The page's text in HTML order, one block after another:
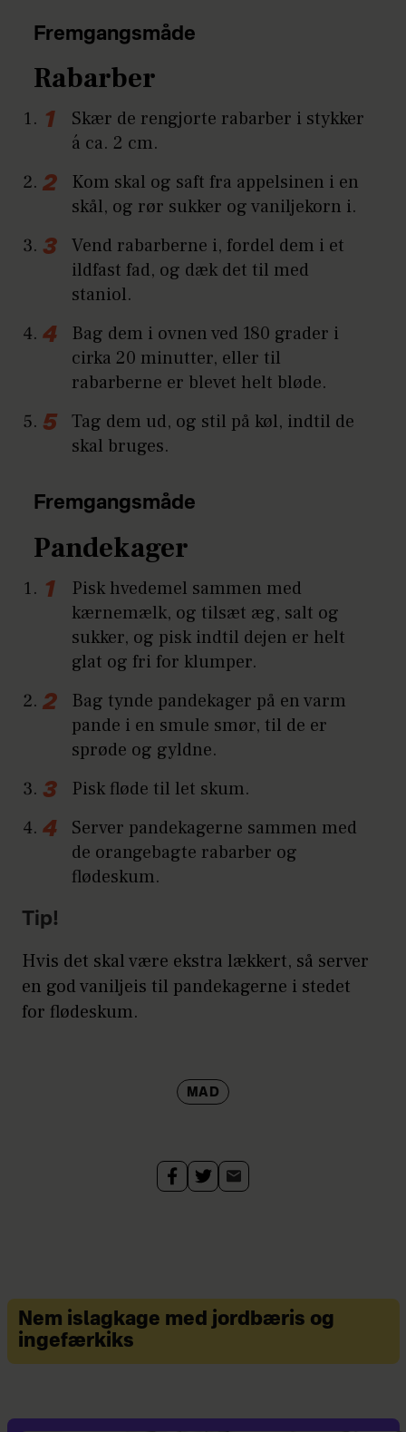
Fremgangsmåde
Rabarber
Skær de rengjorte rabarber i stykker
á ca. 2 cm.
Kom skal og saft fra appelsinen i en
skål, og rør sukker og vaniljekorn i.
Vend rabarberne i, fordel dem i et
ildfast fad, og dæk det til med
staniol.
Bag dem i ovnen ved 180 grader i
cirka 20 minutter, eller til
rabarberne er blevet helt bløde.
Tag dem ud, og stil på køl, indtil de
skal bruges.
Fremgangsmåde
Pandekager
Pisk hvedemel sammen med
kærnemælk, og tilsæt æg, salt og
sukker, og pisk indtil dejen er helt
glat og fri for klumper.
Bag tynde pandekager på en varm
pande i en smule smør, til de er
sprøde og gyldne.
Pisk fløde til let skum.
Server pandekagerne sammen med
de orangebagte rabarber og
flødeskum.
Tip!
Hvis det skal være ekstra lækkert, så server
en god vaniljeis til pandekagerne i stedet
for flødeskum.
MAD
Nem islagkage med jordbæris og
ingefærkiks